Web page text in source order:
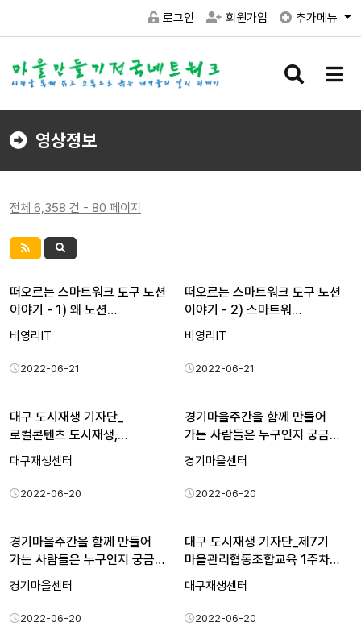
로그인 회원가입 추가메뉴
검
버
메
버
영상정보
전체 6,358 건 - 80 페이지
떠오르는 스마트워크 도구 노션
이야기 - 1) 왜 노션…
비영리IT
2022-06-21
떠오르는 스마트워크 도구 노션
이야기 - 2) 스마트워…
비영리IT
2022-06-21
대구 도시재생 기자단_
로컬콘텐츠 도시재생,
수창청춘맨숀…
대구재생센터
2022-06-20
경기마을주간을 함께 만들어
가는 사람들은 누구인지 궁금…
경기마을센터
2022-06-20
경기마을주간을 함께 만들어
가는 사람들은 누구인지 궁금…
경기마을센터
2022-06-20
대구 도시재생 기자단_제7기
마을관리협동조합교육 1주차…
대구재생센터
2022-06-20